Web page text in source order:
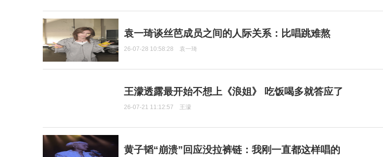
袁一琦谈丝芭成员之间的人际关系：比唱跳难熬
26-07-28 10:58:28 袁一琦
王濛透露最开始不想上《浪姐》 吃饭喝多就答应了
26-07-21 11:12:57 王濛
黄子韬“崩溃”回应没拉裤链：我刚一直都这样唱的